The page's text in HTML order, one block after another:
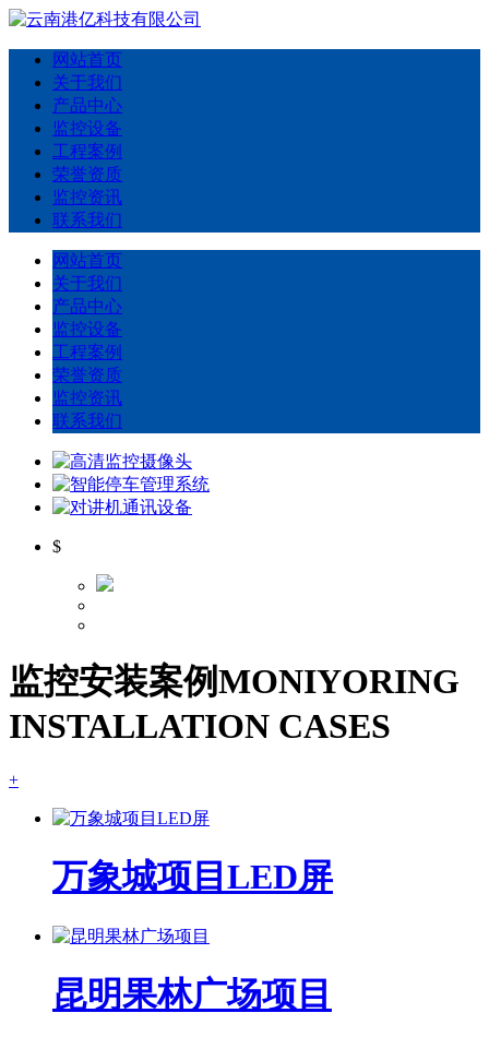
网站首页
关于我们
产品中心
监控设备
工程案例
荣誉资质
监控资讯
联系我们
网站首页
关于我们
产品中心
监控设备
工程案例
荣誉资质
监控资讯
联系我们
$
监控安装案例MONIYORING
INSTALLATION CASES
+
万象城项目LED屏
昆明果林广场项目